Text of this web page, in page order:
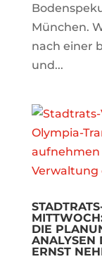
München.
nach einer
und...
DIE
ANALYSEN
ERNST